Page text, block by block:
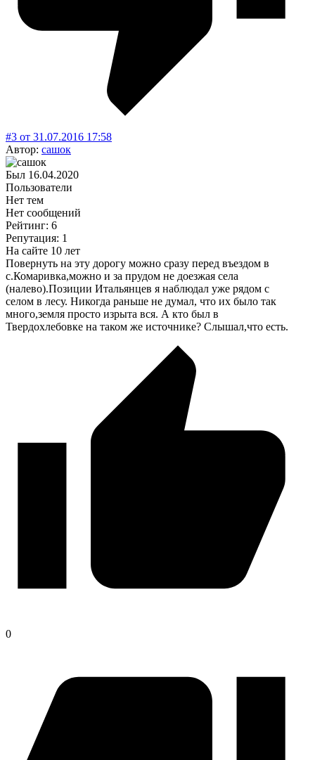
#3 от 31.07.2016 17:58
Автор: сашок
Был 16.04.2020
Пользователи
Нет тем
Нет сообщений
Рейтинг: 6
Репутация: 1
На сайте 10 лет
Повернуть на эту дорогу можно сразу перед въездом в
с.Комаривка,можно и за прудом не доезжая села
(налево).Позиции Итальянцев я наблюдал уже рядом с
селом в лесу. Никогда раньше не думал, что их было так
много,земля просто изрыта вся. А кто был в
Твердохлебовке на таком же источнике? Слышал,что есть.
0